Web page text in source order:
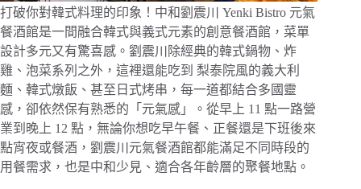
打破你對韓式料理的印象！中和劉震川 Yenki Bistro 元氣
餐酒館是一間融合韓式與義式元素的創意餐酒館，菜單
設計多元又有驚喜感。劉震川除經典的韓式鍋物、炸
雞、泡菜系列之外，這裡還能吃到 梨泰院風的義大利
麵、韓式燉飯、甚至日式烤串，每一道都結合多國靈
感，卻依然保有熟悉的「元氣感」。從早上 11 點一路營
業到晚上 12 點，無論你想吃早午餐、正餐還是下班後來
點宵夜或餐酒，劉震川元氣餐酒館都能滿足不同時段的
用餐需求，也是中和少見、適合各年齡層的聚餐地點。